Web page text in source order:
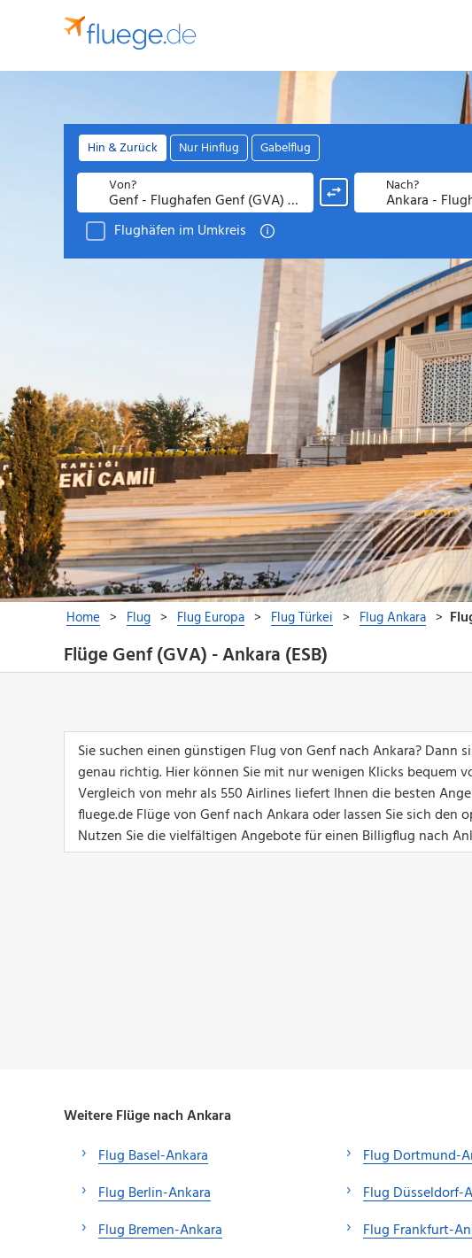
Flüge Genf (GVA) - Ankara (ESB)
Sie suchen einen günstigen Flug von Genf nach Ankara? Dann
genau richtig. Hier können Sie mit nur wenigen Klicks bequem
Vergleich von mehr als 550 Airlines liefert Ihnen die besten
fluege.de Flüge von Genf nach Ankara oder lassen Sie sich
Nutzen Sie die vielfältigen Angebote für einen Billigflug nach
Weitere Flüge nach Ankara
Flug Basel-Ankara
Flug Berlin-Ankara
Flug Bremen-Ankara
Flug Dortmund-
Flug Düsseldorf-
Flug Frankfurt-